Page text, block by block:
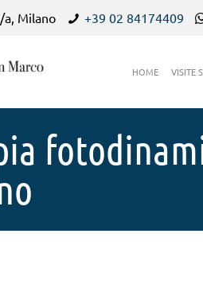
Milano +39 02 84174409
HOME VISITE